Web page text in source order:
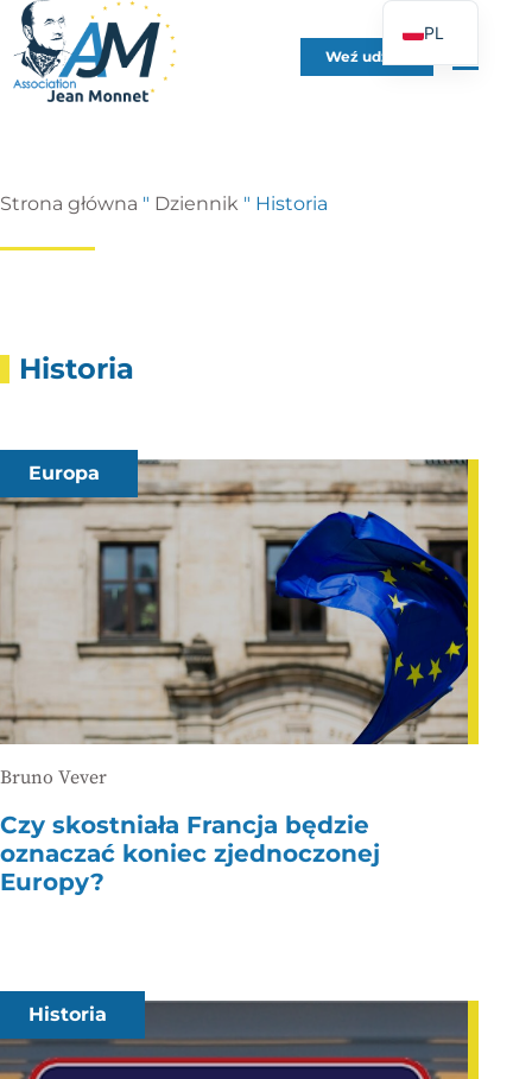
Weź udział
Strona główna " Dziennik " Historia
Historia
Europa
Bruno Vever
Czy skostniała Francja będzie
oznaczać koniec zjednoczonej
Europy?
Historia
PL
FR